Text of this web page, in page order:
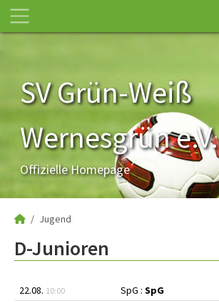
SV Grün-Weiß
Wernesgrün e.V.
Offizielle Homepage
Jugend
D-Junioren
22.08. 10:00 SpG : SpG